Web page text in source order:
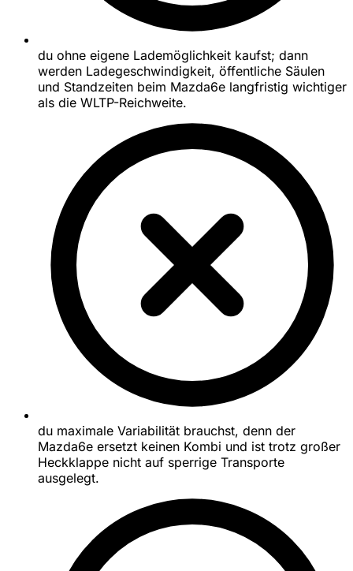
du ohne eigene Lademöglichkeit kaufst; dann
werden Ladegeschwindigkeit, öffentliche Säulen
und Standzeiten beim Mazda6e langfristig wichtiger
als die WLTP-Reichweite.
du maximale Variabilität brauchst, denn der
Mazda6e ersetzt keinen Kombi und ist trotz großer
Heckklappe nicht auf sperrige Transporte
ausgelegt.